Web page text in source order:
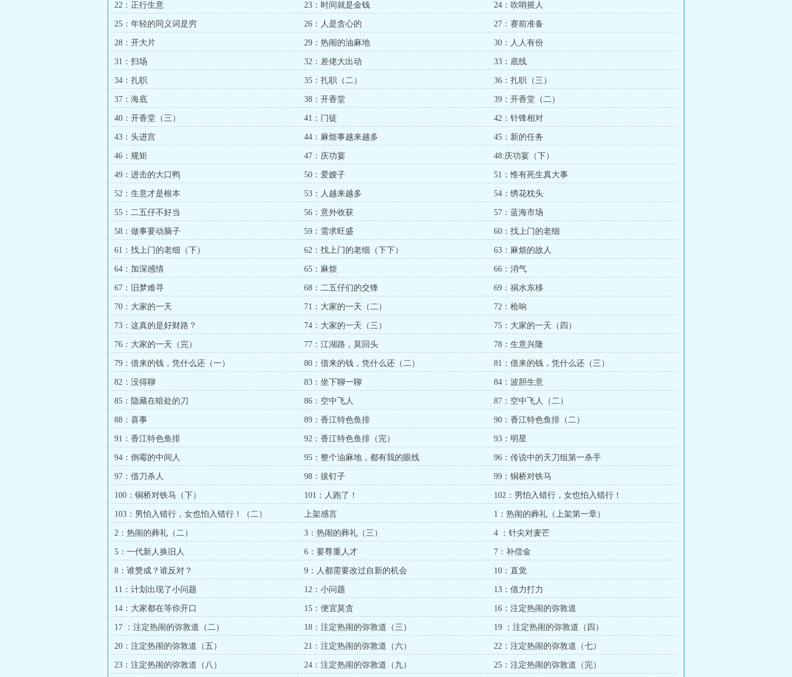
22：正行生意 23：时间就是金钱 24：吹哨摇人
25：年轻的同义词是穷 26：人是贪心的 27：赛前准备
28：开大片 29：热闹的油麻地 30：人人有份
31：扫场 32：差佬大出动 33：底线
34：扎职 35：扎职（二） 36：扎职（三）
37：海底 38：开香堂 39：开香堂（二）
40：开香堂（三） 41：门徒 42：针锋相对
43：头进宫 44：麻烦事越来越多 45：新的任务
46：规矩 47：庆功宴 48:庆功宴（下）
49：进击的大口鸭 50：爱嫂子 51：惟有死生真大事
52：生意才是根本 53：人越来越多 54：绣花枕头
55：二五仔不好当 56：意外收获 57：蓝海市场
58：做事要动脑子 59：需求旺盛 60：找上门的老细
61：找上门的老细（下） 62：找上门的老细（下下） 63：麻烦的故人
64：加深感情 65：麻烦 66：消气
67：旧梦难寻 68：二五仔们的交锋 69：祸水东移
70：大家的一天 71：大家的一天（二） 72：枪响
73：这真的是好财路？ 74：大家的一天（三） 75：大家的一天（四）
76：大家的一天（完） 77：江湖路，莫回头 78：生意兴隆
79：借来的钱，凭什么还（一） 80：借来的钱，凭什么还（二） 81：借来的钱，凭什么还（三）
82：没得聊 83：坐下聊一聊 84：波胆生意
85：隐藏在暗处的刀 86：空中飞人 87：空中飞人（二）
88：喜事 89：香江特色鱼排 90：香江特色鱼排（二）
91：香江特色鱼排 92：香江特色鱼排（完） 93：明星
94：倒霉的中间人 95：整个油麻地，都有我的眼线 96：传说中的天刀组第一杀手
97：借刀杀人 98：拔钉子 99：铜桥对铁马
100：铜桥对铁马（下） 101：人跑了！ 102：男怕入错行，女也怕入错行！
103：男怕入错行，女也怕入错行！（二） 上架感言 1：热闹的葬礼（上架第一章）
2：热闹的葬礼（二） 3：热闹的葬礼（三） 4 ：针尖对麦芒
5：一代新人换旧人 6：要尊重人才 7：补偿金
8：谁赞成？谁反对？ 9：人都需要改过自新的机会 10：直觉
11：计划出现了小问题 12：小问题 13：借力打力
14：大家都在等你开口 15：便宜莫贪 16：注定热闹的弥敦道
17 ：注定热闹的弥敦道（二） 18：注定热闹的弥敦道（三） 19 ：注定热闹的弥敦道（四）
20：注定热闹的弥敦道（五） 21：注定热闹的弥敦道（六） 22：注定热闹的弥敦道（七）
23：注定热闹的弥敦道（八） 24：注定热闹的弥敦道（九） 25：注定热闹的弥敦道（完）